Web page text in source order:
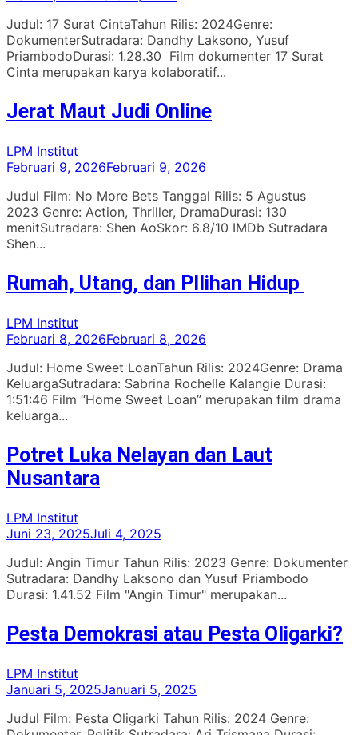
Judul: 17 Surat CintaTahun Rilis: 2024Genre:
DokumenterSutradara: Dandhy Laksono, Yusuf
PriambodoDurasi: 1.28.30 Film dokumenter 17 Surat
Cinta merupakan karya kolaboratif...
Jerat Maut Judi Online
LPM Institut
Februari 9, 2026Februari 9, 2026
Judul Film: No More Bets Tanggal Rilis: 5 Agustus
2023 Genre: Action, Thriller, DramaDurasi: 130
menitSutradara: Shen AoSkor: 6.8/10 IMDb Sutradara
Shen...
Rumah, Utang, dan PIlihan Hidup
LPM Institut
Februari 8, 2026Februari 8, 2026
Judul: Home Sweet LoanTahun Rilis: 2024Genre: Drama
KeluargaSutradara: Sabrina Rochelle Kalangie Durasi:
1:51:46 Film “Home Sweet Loan” merupakan film drama
keluarga...
Potret Luka Nelayan dan Laut
Nusantara
LPM Institut
Juni 23, 2025Juli 4, 2025
Judul: Angin Timur Tahun Rilis: 2023 Genre: Dokumenter
Sutradara: Dandhy Laksono dan Yusuf Priambodo
Durasi: 1.41.52 Film "Angin Timur" merupakan...
Pesta Demokrasi atau Pesta Oligarki?
LPM Institut
Januari 5, 2025Januari 5, 2025
Judul Film: Pesta Oligarki Tahun Rilis: 2024 Genre: